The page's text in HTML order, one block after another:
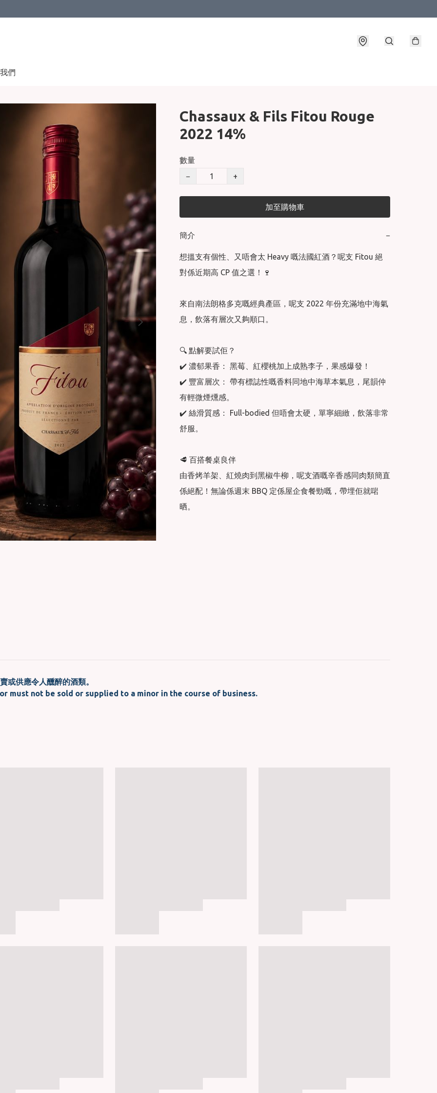
們
Chassaux & Fils Fitou Rouge
2022 14%
數量
−
+
加至購物車
簡介 −
想搵支有個性、又唔會太 Heavy 嘅法國紅酒？呢支 Fitou 絕
對係近期高 CP 值之選！🍷
來自南法朗格多克嘅經典產區，呢支 2022 年份充滿地中海氣
息，飲落有層次又夠順口。
🔍 點解要試佢？
✔️ 濃郁果香： 黑莓、紅櫻桃加上成熟李子，果感爆發！
✔️ 豐富層次： 帶有標誌性嘅香料同地中海草本氣息，尾韻仲
有輕微煙燻感。
✔️ 絲滑質感： Full-bodied 但唔會太硬，單寧細緻，飲落非常
舒服。
🥩 百搭餐桌良伴
由香烤羊架、紅燒肉到黑椒牛柳，呢支酒嘅辛香感同肉類簡直
係絕配！無論係週末 BBQ 定係屋企食餐勁嘅，帶埋佢就啱
晒。
或供應令人醺醉的酒類。
must not be sold or supplied to a minor in the course of business.